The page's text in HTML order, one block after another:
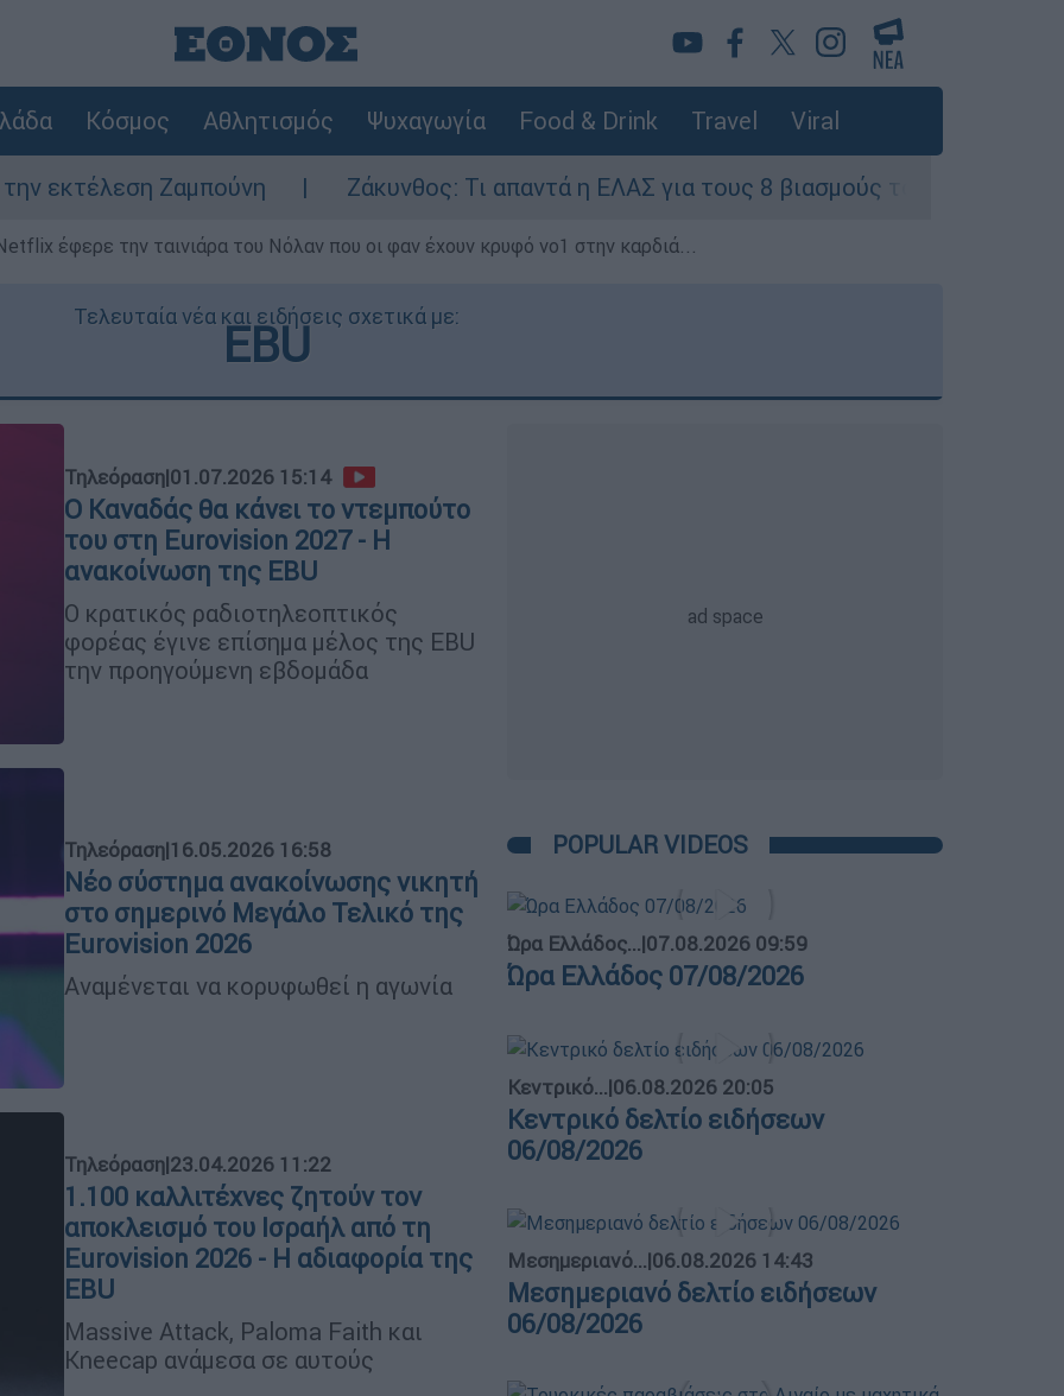
Κόσμος Αθλητισμός Ψυχαγωγία Food & Drink Travel Viral
Ζάκυνθος: Τι απαντά η ΕΛΑΣ για τους 8 βιασμούς τουριστριών - «Μόνο 3
έφερε την ταινιάρα του Νόλαν που οι φαν έχουν κρυφό νο1 στην καρδιά...
Τελευταία νέα και ειδήσεις σχετικά με:
EBU
Τηλεόραση|01.07.2026 15:14
Ο Καναδάς θα κάνει το ντεμπούτο
του στη Eurovision 2027 - Η
ανακοίνωση της EBU
Ο κρατικός ραδιοτηλεοπτικός
φορέας έγινε επίσημα μέλος της EBU
την προηγούμενη εβδομάδα
Τηλεόραση|16.05.2026 16:58
Νέο σύστημα ανακοίνωσης νικητή
στο σημερινό Μεγάλο Τελικό της
Eurovision 2026
Αναμένεται να κορυφωθεί η αγωνία
Τηλεόραση|23.04.2026 11:22
1.100 καλλιτέχνες ζητούν τον
αποκλεισμό του Ισραήλ από τη
Eurovision 2026 - Η αδιαφορία της
EBU
Massive Attack, Paloma Faith και
Kneecap ανάμεσα σε αυτούς
POPULAR VIDEOS
Ώρα Ελλάδος...|07.08.2026 09:59
Ώρα Ελλάδος 07/08/2026
Κεντρικό...|06.08.2026 20:05
Κεντρικό δελτίο ειδήσεων
06/08/2026
Μεσημεριανό...|06.08.2026 14:43
Μεσημεριανό δελτίο ειδήσεων
06/08/2026